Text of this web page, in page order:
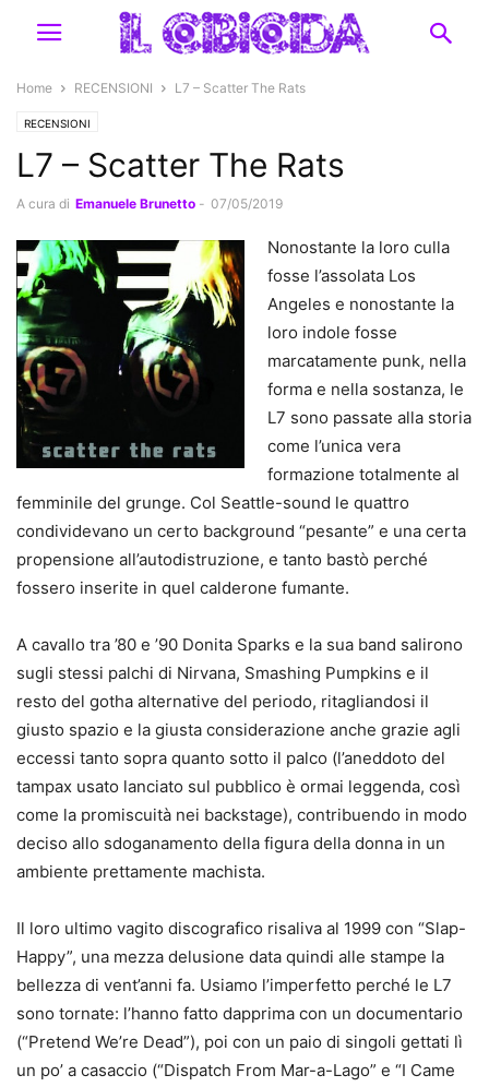
Home RECENSIONI L7 – Scatter The Rats
RECENSIONI
L7 – Scatter The Rats
A cura di Emanuele Brunetto - 07/05/2019
Nonostante la loro culla
fosse l’assolata Los
Angeles e nonostante la
loro indole fosse
marcatamente punk, nella
forma e nella sostanza, le
L7 sono passate alla storia
come l’unica vera
formazione totalmente al
femminile del grunge. Col Seattle-sound le quattro
condividevano un certo background “pesante” e una certa
propensione all’autodistruzione, e tanto bastò perché
fossero inserite in quel calderone fumante.
A cavallo tra ’80 e ’90 Donita Sparks e la sua band salirono
sugli stessi palchi di Nirvana, Smashing Pumpkins e il
resto del gotha alternative del periodo, ritagliandosi il
giusto spazio e la giusta considerazione anche grazie agli
eccessi tanto sopra quanto sotto il palco (l’aneddoto del
tampax usato lanciato sul pubblico è ormai leggenda, così
come la promiscuità nei backstage), contribuendo in modo
deciso allo sdoganamento della figura della donna in un
ambiente prettamente machista.
Il loro ultimo vagito discografico risaliva al 1999 con “Slap-
Happy”, una mezza delusione data quindi alle stampe la
bellezza di vent’anni fa. Usiamo l’imperfetto perché le L7
sono tornate: l’hanno fatto dapprima con un documentario
(“Pretend We’re Dead”), poi con un paio di singoli gettati lì
un po’ a casaccio (“Dispatch From Mar-a-Lago” e “I Came